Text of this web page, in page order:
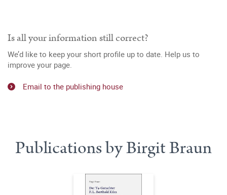
Is all your information still correct?
We’d like to keep your short profile up to date. Help us to
improve your page.
Email to the publishing house
Publications by Birgit Braun